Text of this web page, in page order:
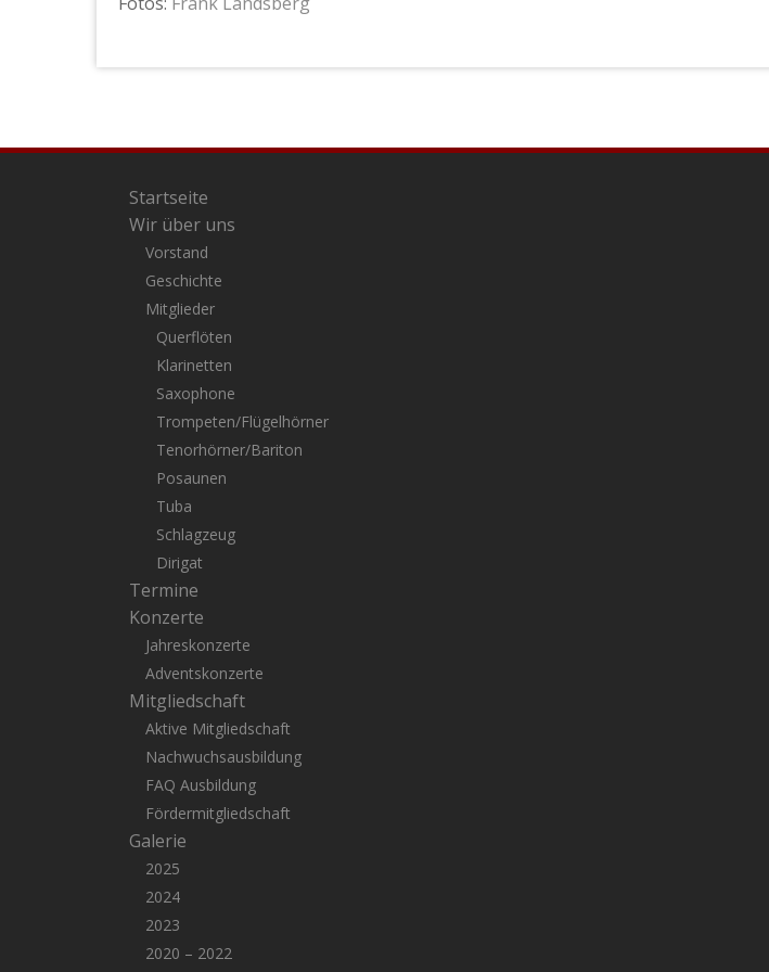
Startseite
Wir über uns
Vorstand
Geschichte
Mitglieder
Querflöten
Klarinetten
Saxophone
Trompeten/Flügelhörner
Tenorhörner/Bariton
Posaunen
Tuba
Schlagzeug
Dirigat
Termine
Konzerte
Jahreskonzerte
Adventskonzerte
Mitgliedschaft
Aktive Mitgliedschaft
Nachwuchsausbildung
FAQ Ausbildung
Fördermitgliedschaft
Galerie
2025
2024
2023
2020 – 2022